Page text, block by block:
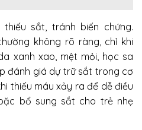
sắt, tránh biến chứng.
không rõ ràng, chỉ khi
xanh xao, mệt mỏi, học sa
đánh giá dự trữ sắt trong cơ
thiếu máu xảy ra để dễ điều
bổ sung sắt cho trẻ nhẹ